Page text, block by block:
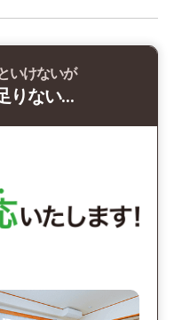
いけないが
りない…